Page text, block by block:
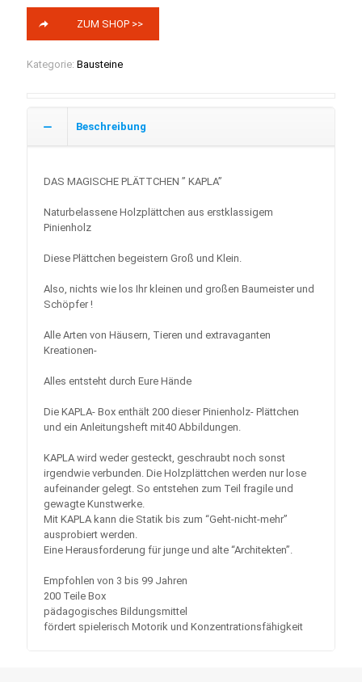
ZUM SHOP >>
Kategorie: Bausteine
Beschreibung
DAS MAGISCHE PLÄTTCHEN ” KAPLA”
Naturbelassene Holzplättchen aus erstklassigem
Pinienholz
Diese Plättchen begeistern Groß und Klein.
Also, nichts wie los Ihr kleinen und großen Baumeister und
Schöpfer !
Alle Arten von Häusern, Tieren und extravaganten
Kreationen-
Alles entsteht durch Eure Hände
Die KAPLA- Box enthält 200 dieser Pinienholz- Plättchen
und ein Anleitungsheft mit40 Abbildungen.
KAPLA wird weder gesteckt, geschraubt noch sonst
irgendwie verbunden. Die Holzplättchen werden nur lose
aufeinander gelegt. So entstehen zum Teil fragile und
gewagte Kunstwerke.
Mit KAPLA kann die Statik bis zum “Geht-nicht-mehr”
ausprobiert werden.
Eine Herausforderung für junge und alte “Architekten”.
Empfohlen von 3 bis 99 Jahren
200 Teile Box
pädagogisches Bildungsmittel
fördert spielerisch Motorik und Konzentrationsfähigkeit